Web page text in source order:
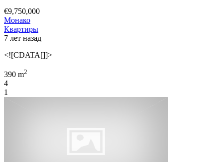
€9,750,000
Монако
Квартиры
7 лет назад
<![CDATA[]]>
390 m2
4
1